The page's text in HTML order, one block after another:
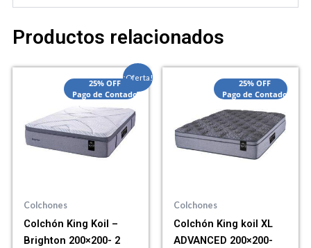
Productos relacionados
¡Oferta!
25% OFF
Pago de Contado
Colchones
Colchón King Koil –
Brighton 200×200- 2
precio
original
era:
$2,550,000.00.
precio
actual
es:
$2,070,000.00.
25% OFF
Pago de Contado
Colchones
Colchón King koil XL
ADVANCED 200×200-